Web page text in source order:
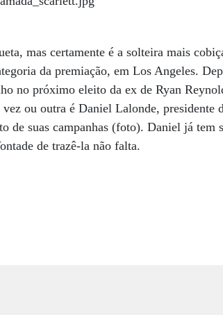
mas certamente é a solteira mais
da premiação, em Los Angeles.
no próximo eleito da ex de Ryan
ou outra é Daniel Lalonde, presidente
de suas campanhas (foto). Daniel já tem
de trazê-la não falta.